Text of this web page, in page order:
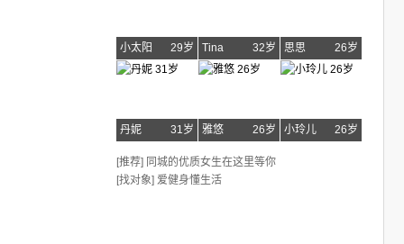
小太阳 29岁 Tina 32岁 思思 26岁
丹妮 31岁 雅悠 26岁 小玲儿 26岁
[推荐] 同城的优质女生在这里等你
[找对象] 爱健身懂生活